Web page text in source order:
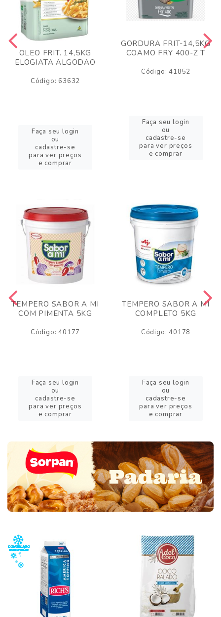
OLEO FRIT. 14,5KG
ELOGIATA ALGODAO
Código: 63632
Faça seu login
ou
cadastre-se
para ver preços
e comprar
GORDURA FRIT-14,5KG
COAMO FRY 400-Z T
Código: 41852
Faça seu login
ou
cadastre-se
para ver preços
e comprar
TEMPERO SABOR A MI
COM PIMENTA 5KG
Código: 40177
Faça seu login
ou
cadastre-se
para ver preços
e comprar
TEMPERO SABOR A MI
COMPLETO 5KG
Código: 40178
Faça seu login
ou
cadastre-se
para ver preços
e comprar